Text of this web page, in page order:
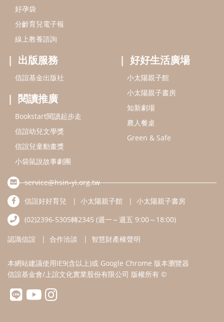
信誼幼兒文學獎
信誼兒童動畫獎
小袋鼠說故事劇團
service@hsin-yi.org.tw
信誼好好育兒
小太陽親子書房
(02)2396-5305轉2345 (週一～週五 9:00～18:00)
認識信誼 合作洽談 智慧財產權聲明
本網站建議使用IE9(含以上)或 Google Chrome 版本瀏覽器
信誼基金會/上誼文化實業股份有限公司 版權所有 ©